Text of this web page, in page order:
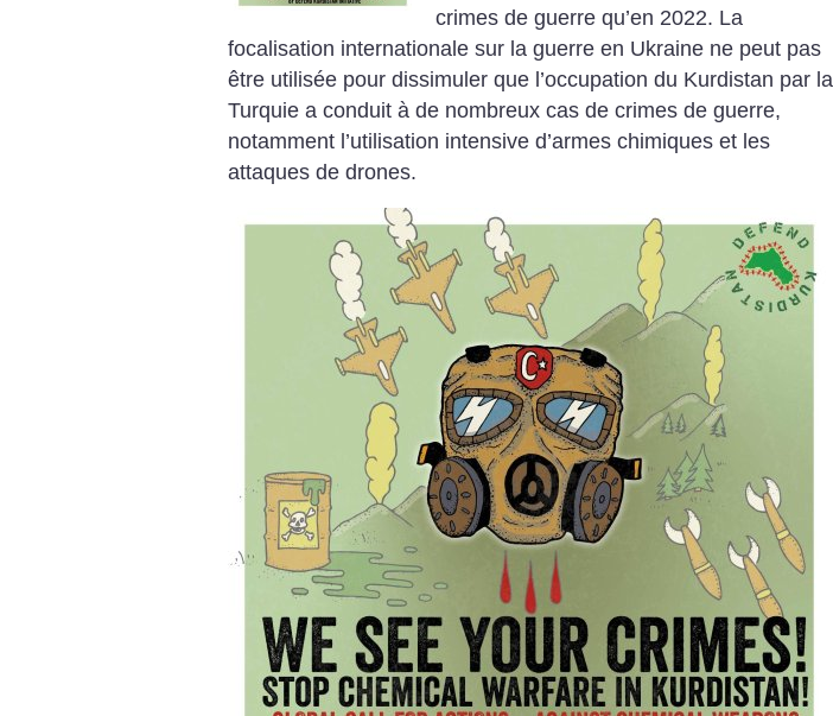
crimes de guerre qu’en 2022. La
focalisation internationale sur la guerre en Ukraine ne peut pas
être utilisée pour dissimuler que l’occupation du Kurdistan par la
Turquie a conduit à de nombreux cas de crimes de guerre,
notamment l’utilisation intensive d’armes chimiques et les
attaques de drones.